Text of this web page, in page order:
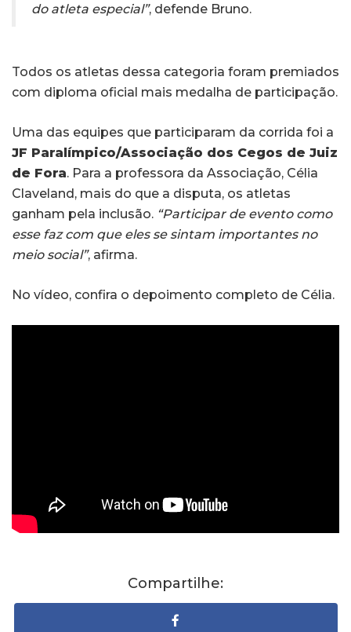
do atleta especial”, defende Bruno.
Todos os atletas dessa categoria foram premiados
com diploma oficial mais medalha de participação.
Uma das equipes que participaram da corrida foi a
JF Paralímpico/Associação dos Cegos de Juiz
de Fora. Para a professora da Associação, Célia
Claveland, mais do que a disputa, os atletas
ganham pela inclusão. “Participar de evento como
esse faz com que eles se sintam importantes no
meio social”, afirma.
No vídeo, confira o depoimento completo de Célia.
Compartilhe: